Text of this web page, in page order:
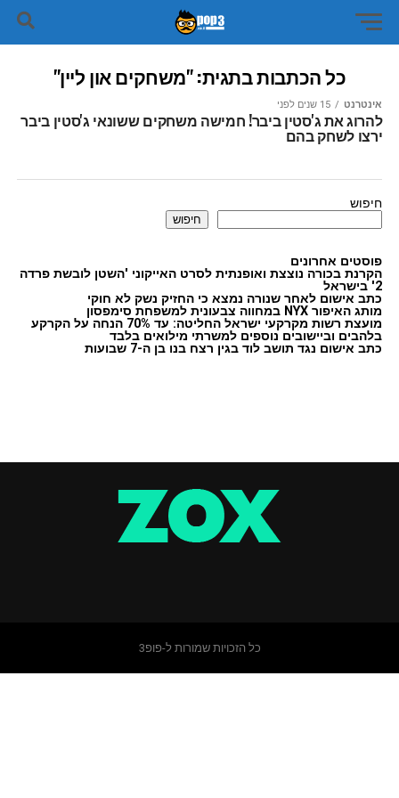
כל הכתבות בתגית: "משחקים און ליין"
אינטרנט 15 שנים לפני
להרוג את ג'סטין ביבר! חמישה משחקים ששונאי ג'סטין ביבר
ירצו לשחק בהם
חיפוש
חיפוש
פוסטים אחרונים
הקרנת בכורה נוצצת ואופנתית לסרט האייקוני 'השטן לובשת פרדה
2' בישראל
כתב אישום לאחר שנורה נמצא כי החזיק נשק לא חוקי
מותג האיפור NYX במחווה צבעונית למשפחת סימפסון
מועצת רשות מקרקעי ישראל החליטה: עד 70% הנחה על הקרקע
בלהבים וביישובים נוספים למשרתי מילואים בלבד
כתב אישום נגד תושב לוד בגין רצח בנו בן ה-7 שבועות
כל הזכויות שמורות ל-פופ3